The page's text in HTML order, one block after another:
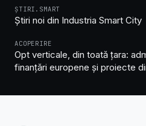
ȘTIRI.SMART
Știri noi din Industria Smart City
ACOPERIRE
Opt verticale, din toată țara:
finanțări europene și proiecte